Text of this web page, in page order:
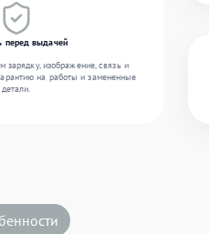
перед выдачей
зарядку, изображение, связь и
на работы и замененные
детали.